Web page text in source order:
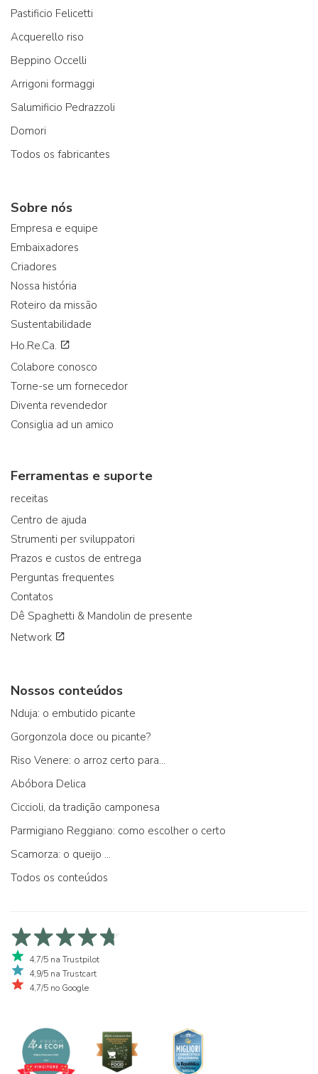
Pastificio Felicetti
Acquerello riso
Beppino Occelli
Arrigoni formaggi
Salumificio Pedrazzoli
Domori
Todos os fabricantes
Sobre nós
Empresa e equipe
Embaixadores
Criadores
Nossa história
Roteiro da missão
Sustentabilidade
Ho.Re.Ca.
Colabore conosco
Torne-se um fornecedor
Diventa revendedor
Consiglia ad un amico
Ferramentas e suporte
receitas
Centro de ajuda
Strumenti per sviluppatori
Prazos e custos de entrega
Perguntas frequentes
Contatos
Dê Spaghetti & Mandolin de presente
Network
Nossos conteúdos
Nduja: o embutido picante
Gorgonzola doce ou picante?
Riso Venere: o arroz certo para...
Abóbora Delica
Ciccioli, da tradição camponesa
Parmigiano Reggiano: como escolher o certo
Scamorza: o queijo ...
Todos os conteúdos
4,7/5 na Trustpilot
4,9/5 na Trustcart
4,7/5 no Google